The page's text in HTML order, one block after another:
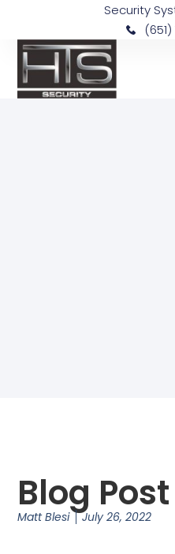
Security
Blog
Matt Blesi July 26, 2022